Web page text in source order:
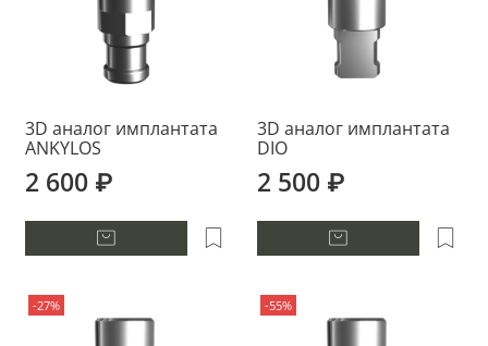
3D аналог имплантата
ANKYLOS
2 600 ₽
3D аналог имплантата
DIO
2 500 ₽
-27% -55%